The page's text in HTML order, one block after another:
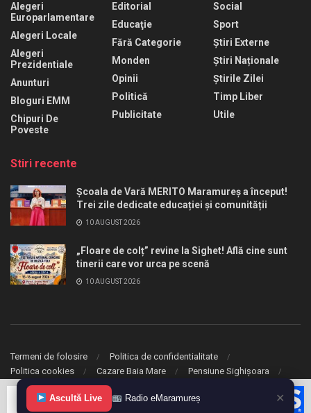
Alegeri
Europarlamentare
Alegeri Locale
Alegeri
Prezidentiale
Anunturi
Bloguri EMM
Chipuri De
Poveste
Editorial
Educaţie
Fără Categorie
Monden
Opinii
Politică
Publicitate
Social
Sport
Știri Externe
Știri Naționale
Știrile Zilei
Timp Liber
Utile
Stiri recente
Școala de Vară MERITO Maramureș a început!
Trei zile dedicate educației și comunității
10 AUGUST 2026
„Floare de colț” revine la Sighet! Află cine sunt
tinerii care vor urca pe scenă
10 AUGUST 2026
Termeni de folosire
Politica de confidentialitate
Politica cookies
Cazare Baia Mare Pensiune Sighișoara
© 2020 eMaramures. Toate drepturile rezervate.
Ascultă Live Radio eMaramureș ✕